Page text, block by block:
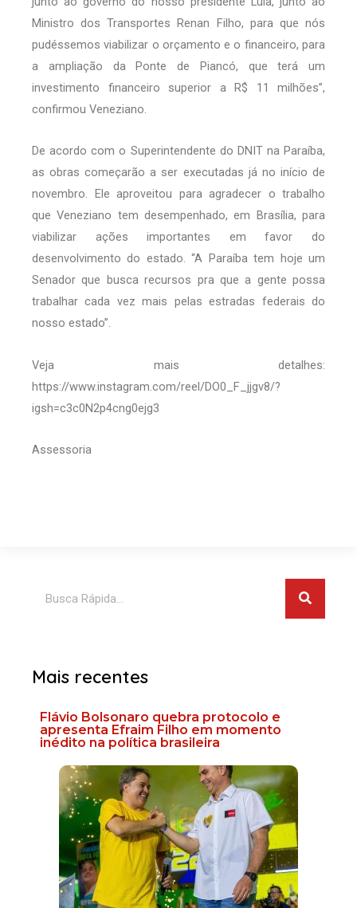
Ministro dos Transportes Renan Filho, para que nós
pudéssemos viabilizar o orçamento e o financeiro, para
a ampliação da Ponte de Piancó, que terá um
investimento financeiro superior a R$ 11 milhões”,
confirmou Veneziano.
De acordo com o Superintendente do DNIT na Paraíba,
as obras começarão a ser executadas já no início de
novembro. Ele aproveitou para agradecer o trabalho
que Veneziano tem desempenhado, em Brasília, para
viabilizar ações importantes em favor do
desenvolvimento do estado. “A Paraíba tem hoje um
Senador que busca recursos pra que a gente possa
trabalhar cada vez mais pelas estradas federais do
nosso estado”.
Veja mais detalhes:
https://www.instagram.com/reel/DO0_F_jjgv8/?
igsh=c3c0N2p4cng0ejg3
Assessoria
Mais recentes
Flávio Bolsonaro quebra protocolo e
apresenta Efraim Filho em momento
inédito na política brasileira